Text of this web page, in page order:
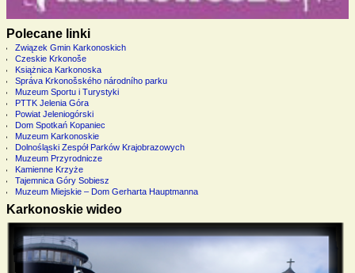
Polecane linki
Związek Gmin Karkonoskich
Czeskie Krkonoše
Książnica Karkonoska
Správa Krkonošského národního parku
Muzeum Sportu i Turystyki
PTTK Jelenia Góra
Powiat Jeleniogórski
Dom Spotkań Kopaniec
Muzeum Karkonoskie
Dolnośląski Zespół Parków Krajobrazowych
Muzeum Przyrodnicze
Kamienne Krzyże
Tajemnica Góry Sobiesz
Muzeum Miejskie – Dom Gerharta Hauptmanna
Karkonoskie wideo